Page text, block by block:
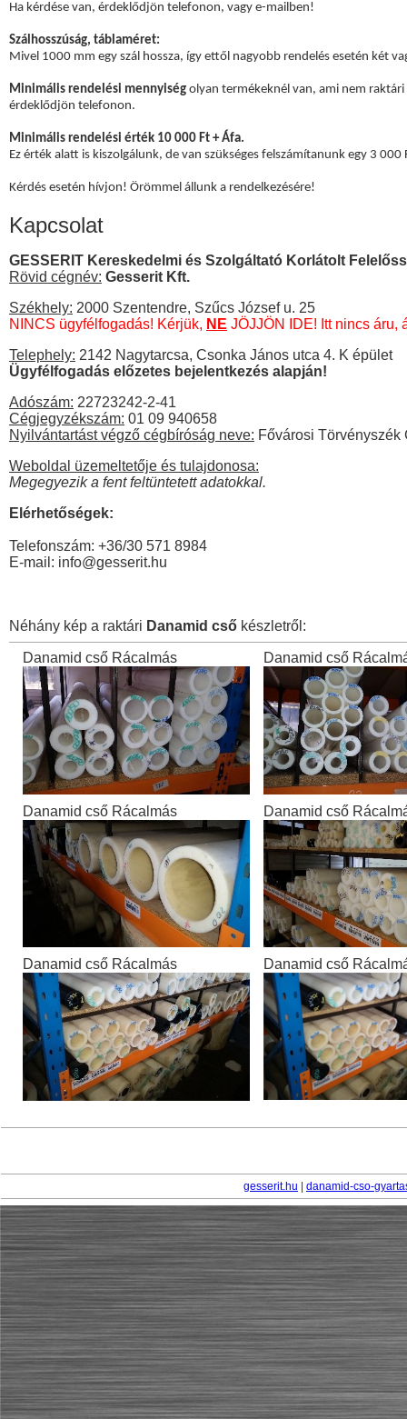
Ha kérdése van, érdeklődjön telefonon, vagy e-mailben!
Szálhosszúság, táblaméret:
Mivel 1000 mm egy szál hossza, így ettől nagyobb rendelés esetén két
Minimális rendelési mennyiség olyan termékeknél van, ami nem
érdeklődjön telefonon.
Minimális rendelési érték 10 000 Ft + Áfa.
Ez érték alatt is kiszolgálunk, de van szükséges felszámítanunk egy 3
Kérdés esetén hívjon! Örömmel állunk a rendelkezésére!
Kapcsolat
GESSERIT Kereskedelmi és Szolgáltató Korlátolt
Rövid cégnév: Gesserit Kft.
Székhely: 2000 Szentendre, Szűcs József u. 25
NINCS ügyfélfogadás! Kérjük, NE JÖJJÖN IDE! Itt nincs áru,
Telephely: 2142 Nagytarcsa, Csonka János utca 4. K épület
Ügyfélfogadás előzetes bejelentkezés alapján!
Adószám: 22723242-2-41
Cégjegyzékszám: 01 09 940658
Nyilvántartást végző cégbíróság neve: Fővárosi Törvényszék
Weboldal üzemeltetője és tulajdonosa:
Megegyezik a fent feltüntetett adatokkal.
Elérhetőségek:
Telefonszám: +36/30 571 8984
E-mail: info@gesserit.hu
Néhány kép a raktári Danamid cső készletről:
Danamid cső Rácalmás Danamid cső
Danamid cső Rácalmás Danamid cső
Danamid cső Rácalmás Danamid cső
gesserit.hu danamid-cso-